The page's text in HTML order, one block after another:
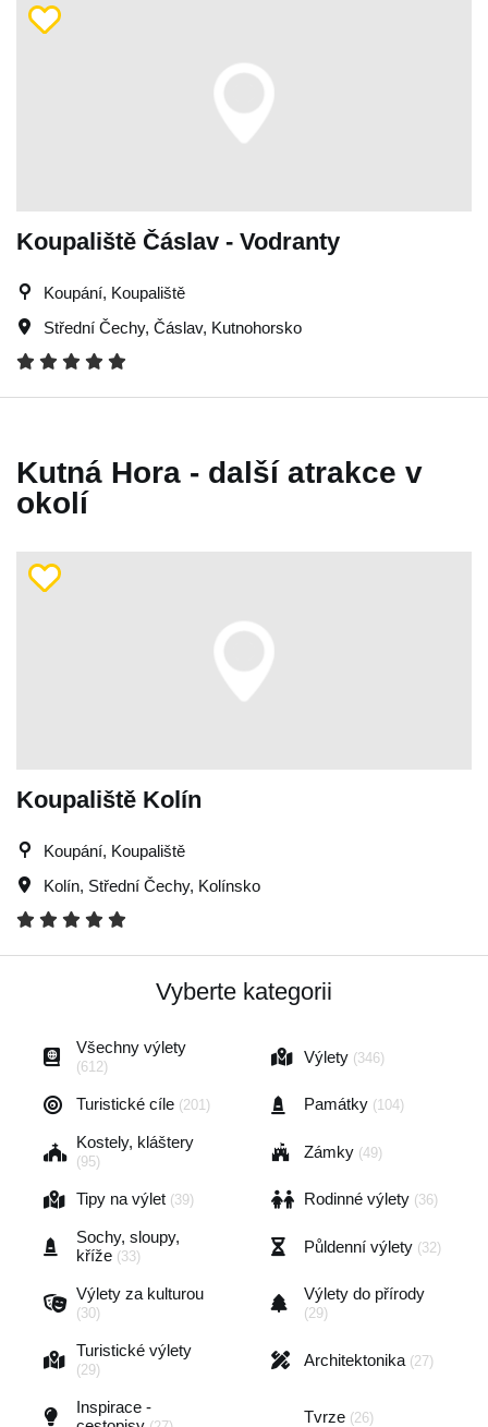
Vyberte kategorii
Všechny výlety
(612)
Výlety (346)
Turistické cíle (201) Památky (104)
Kostely, kláštery
(95)
Zámky (49)
Tipy na výlet (39) Rodinné výlety (36)
Sochy, sloupy,
kříže (33)
Půldenní výlety (32)
Výlety za kulturou
(30)
Výlety do přírody
(29)
Turistické výlety
(29)
Architektonika (27)
Inspirace -
Tvrze (26)
Koupaliště Čáslav - Vodranty
Koupání, Koupaliště
Střední Čechy, Čáslav, Kutnohorsko
Kutná Hora - další atrakce v
okolí
Koupaliště Kolín
Koupání, Koupaliště
Kolín, Střední Čechy, Kolínsko